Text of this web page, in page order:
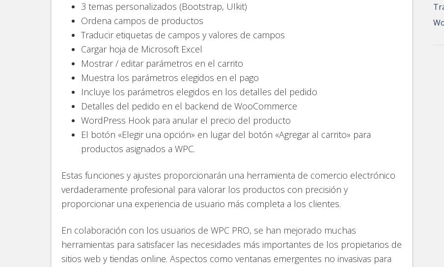
3 temas personalizados (Bootstrap, UIkit)
Ordena campos de productos
Traducir etiquetas de campos y valores de campos
Cargar hoja de Microsoft Excel
Mostrar / editar parámetros en el carrito
Muestra los parámetros elegidos en el pago
Incluye los parámetros elegidos en los detalles del pedido
Detalles del pedido en el backend de WooCommerce
WordPress Hook para anular el precio del producto
El botón «Elegir una opción» en lugar del botón «Agregar al carrito» para
productos asignados a WPC.
Estas funciones y ajustes proporcionarán una herramienta de comercio electrónico
verdaderamente profesional para valorar los productos con precisión y
proporcionar una experiencia de usuario más completa a los clientes.
En colaboración con los usuarios de WPC PRO, se han mejorado muchas
herramientas para satisfacer las necesidades más importantes de los propietarios de
sitios web y tiendas online. Aspectos como ventanas emergentes no invasivas para